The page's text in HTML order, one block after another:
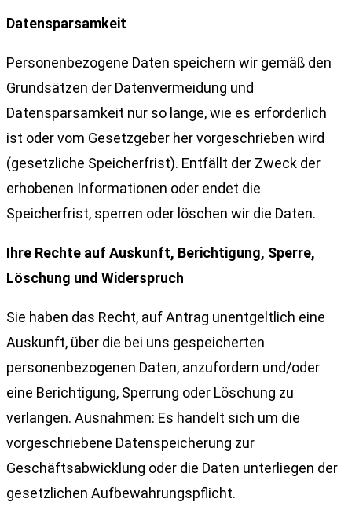
Datensparsamkeit
Personenbezogene Daten speichern wir gemäß den
Grundsätzen der Datenvermeidung und
Datensparsamkeit nur so lange, wie es erforderlich
ist oder vom Gesetzgeber her vorgeschrieben wird
(gesetzliche Speicherfrist). Entfällt der Zweck der
erhobenen Informationen oder endet die
Speicherfrist, sperren oder löschen wir die Daten.
Ihre Rechte auf Auskunft, Berichtigung, Sperre,
Löschung und Widerspruch
Sie haben das Recht, auf Antrag unentgeltlich eine
Auskunft, über die bei uns gespeicherten
personenbezogenen Daten, anzufordern und/oder
eine Berichtigung, Sperrung oder Löschung zu
verlangen. Ausnahmen: Es handelt sich um die
vorgeschriebene Datenspeicherung zur
Geschäftsabwicklung oder die Daten unterliegen der
gesetzlichen Aufbewahrungspflicht.